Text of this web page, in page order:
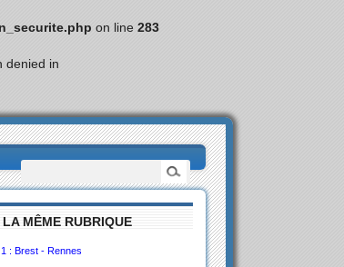
on line 283
denied in
LA MÊME RUBRIQUE
: Brest - Rennes